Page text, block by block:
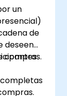
un
de
deseen
compras.